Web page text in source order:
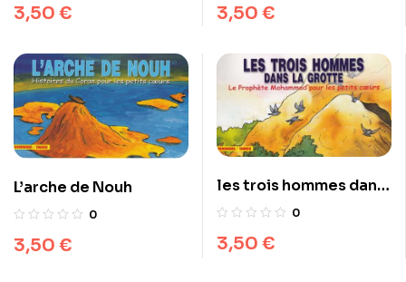
3,50 € 3,50 €
L’arche de Nouh
0
3,50 €
les trois hommes dans
la grotte 0
3,50 €